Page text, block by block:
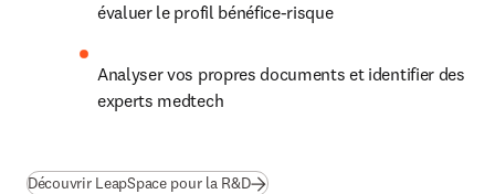
évaluer le profil bénéfice-risque
Analyser vos propres documents et identifier des
experts medtech
Découvrir LeapSpace pour la R&D